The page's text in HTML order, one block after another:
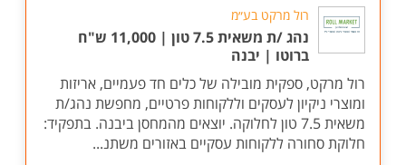
רול מרקט בע״מ
נהג /ת משאית 7.5 טון | 11,000 ש"ח
ברוטו | יבנה
רול מרקט, ספקית מובילה של כלים חד פעמיים, אריזות
ומוצרי ניקיון לעסקים וללקוחות פרטיים, מחפשת נהג/ת
משאית 7.5 טון לחלוקה. יוצאים מהמחסן ביבנה. בתפקיד:
חלוקת סחורה ללקוחות עסקיים באזורים משתנ...